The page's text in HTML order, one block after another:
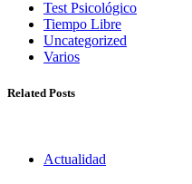
Test Psicológico
Tiempo Libre
Uncategorized
Varios
Related Posts
Actualidad